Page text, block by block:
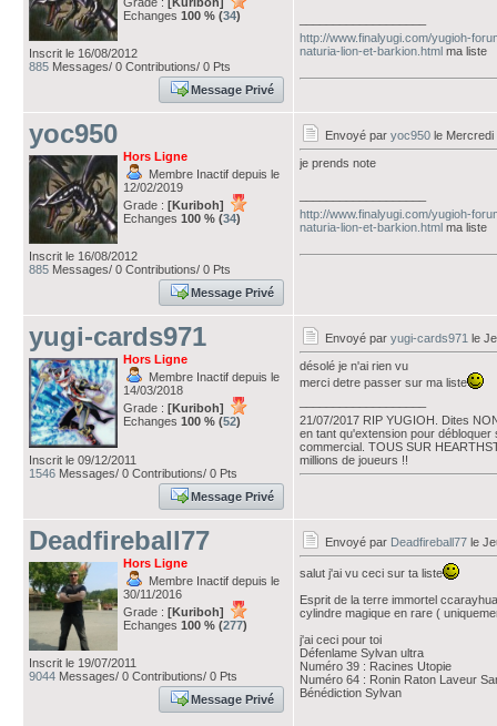
Echanges 100 % (34)
Inscrit le 16/08/2012
885 Messages/ 0 Contributions/ 0 Pts
Message Privé
http://www.finalyugi.com/yugioh-
naturia-lion-et-barkion.html ma liste
yoc950
Hors Ligne
Membre Inactif depuis le
12/02/2019
Grade : [Kuriboh]
Echanges 100 % (34)
Inscrit le 16/08/2012
885 Messages/ 0 Contributions/ 0 Pts
Message Privé
Envoyé par yoc950 le Mercredi
je prends note
http://www.finalyugi.com/yugioh-
naturia-lion-et-barkion.html ma liste
yugi-cards971
Hors Ligne
Membre Inactif depuis le
14/03/2018
Grade : [Kuriboh]
Echanges 100 % (52)
Inscrit le 09/12/2011
1546 Messages/ 0 Contributions/ 0 Pts
Message Privé
Envoyé par yugi-cards971 le
désolé je n'ai rien vu
merci detre passer sur ma liste
21/07/2017 RIP YUGIOH. Dites
en tant qu'extension pour
commercial. TOUS SUR
millions de joueurs !!
Deadfireball77
Hors Ligne
Membre Inactif depuis le
30/11/2016
Grade : [Kuriboh]
Echanges 100 % (277)
Inscrit le 19/07/2011
9044 Messages/ 0 Contributions/ 0 Pts
Message Privé
Envoyé par Deadfireball77 le
salut j'ai vu ceci sur ta liste
Esprit de la terre immortel
cylindre magique en rare (
j'ai ceci pour toi
Défenlame Sylvan ultra
Numéro 39 : Racines Utopie
Numéro 64 : Ronin Raton Laveur
Bénédiction Sylvan